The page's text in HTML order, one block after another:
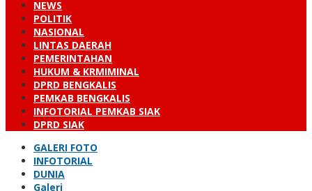
NEWS
POLITIK
NASIONAL
LINTAS DAERAH
PEMERINTAHAN
HUKUM & KRMIMINAL
DPRD BENGKALIS
PEMKAB BENGKALIS
INFOTORIAL PEMKAB SIAK
DPRD SIAK
GALERI FOTO
INFOTORIAL
DUNIA
Galeri